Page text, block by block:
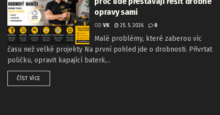
opravy sami
OD VK 25. 5. 2026 0
Malé problémy, které zaberou víc
času než velké projekty Na první pohled jde o drobnosti. Přivrtat
poličku, opravit kapající baterii,...
ČÍST VÍCE